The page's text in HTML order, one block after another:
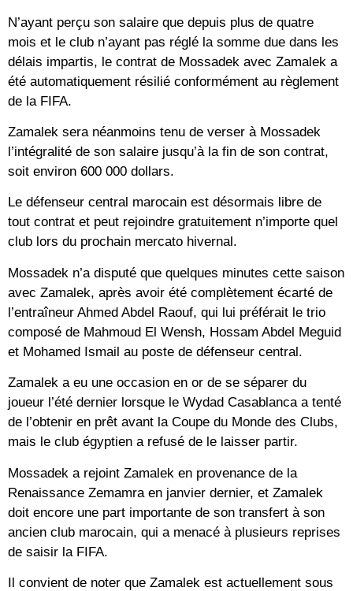
N’ayant perçu son salaire que depuis plus de quatre
mois et le club n’ayant pas réglé la somme due dans les
délais impartis, le contrat de Mossadek avec Zamalek a
été automatiquement résilié conformément au règlement
de la FIFA.
Zamalek sera néanmoins tenu de verser à Mossadek
l’intégralité de son salaire jusqu’à la fin de son contrat,
soit environ 600 000 dollars.
Le défenseur central marocain est désormais libre de
tout contrat et peut rejoindre gratuitement n’importe quel
club lors du prochain mercato hivernal.
Mossadek n’a disputé que quelques minutes cette saison
avec Zamalek, après avoir été complètement écarté de
l’entraîneur Ahmed Abdel Raouf, qui lui préférait le trio
composé de Mahmoud El Wensh, Hossam Abdel Meguid
et Mohamed Ismail au poste de défenseur central.
Zamalek a eu une occasion en or de se séparer du
joueur l’été dernier lorsque le Wydad Casablanca a tenté
de l’obtenir en prêt avant la Coupe du Monde des Clubs,
mais le club égyptien a refusé de le laisser partir.
Mossadek a rejoint Zamalek en provenance de la
Renaissance Zemamra en janvier dernier, et Zamalek
doit encore une part importante de son transfert à son
ancien club marocain, qui a menacé à plusieurs reprises
de saisir la FIFA.
Il convient de noter que Zamalek est actuellement sous